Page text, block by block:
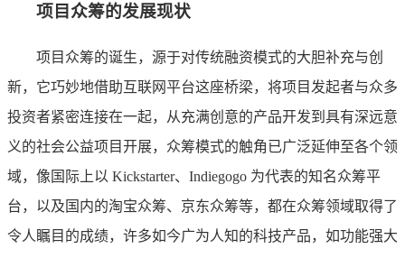
项目众筹的发展现状
项目众筹的诞生，源于对传统融资模式的大胆补充与创
新，它巧妙地借助互联网平台这座桥梁，将项目发起者与众多
投资者紧密连接在一起，从充满创意的产品开发到具有深远意
义的社会公益项目开展，众筹模式的触角已广泛延伸至各个领
域，像国际上以 Kickstarter、Indiegogo 为代表的知名众筹平
台，以及国内的淘宝众筹、京东众筹等，都在众筹领域取得了
令人瞩目的成绩，许多如今广为人知的科技产品，如功能强大